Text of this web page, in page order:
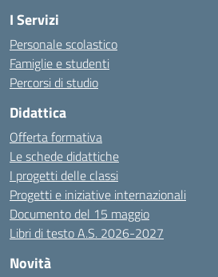
I Servizi
Personale scolastico
Famiglie e studenti
Percorsi di studio
Didattica
Offerta formativa
Le schede didattiche
I progetti delle classi
Progetti e iniziative internazionali
Documento del 15 maggio
Libri di testo A.S. 2026-2027
Novità